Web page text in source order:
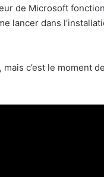
de Microsoft
lancer dans
c’est le moment